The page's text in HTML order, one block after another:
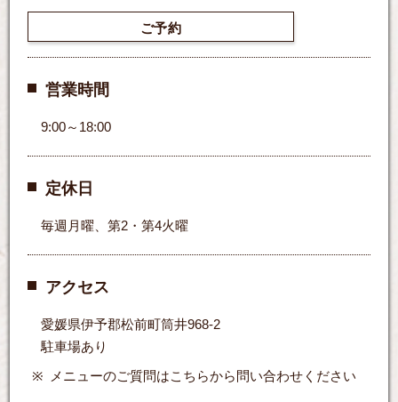
ご予約
営業時間
9:00～18:00
定休日
毎週月曜、第2・第4火曜
アクセス
愛媛県伊予郡松前町筒井968-2
駐車場あり
メニューのご質問はこちらから問い合わせください